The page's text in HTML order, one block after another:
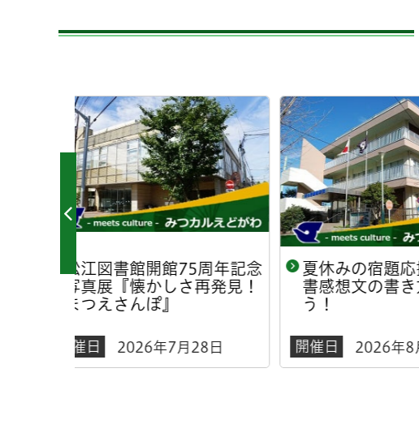
夏休みの宿題応援講座 読
書感想文の書き方を知ろ
う！
開催日 2026年8月8日
夏休みの
書感想文の
開催日